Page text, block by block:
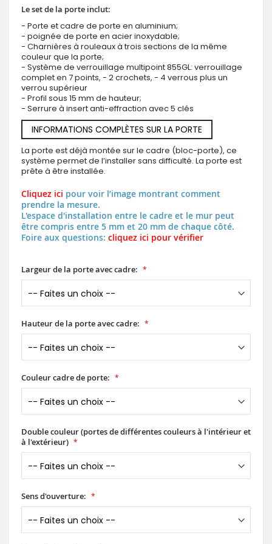
Le set de la porte inclut:
- Porte et cadre de porte en aluminium;
- poignée de porte en acier inoxydable;
- Charnières à rouleaux à trois sections de la même
couleur que la porte;
- Système de verrouillage multipoint 855GL: verrouillage
complet en 7 points, - 2 crochets, - 4 verrous plus un
verrou supérieur
- Profil sous 15 mm de hauteur;
- Serrure à insert anti-effraction avec 5 clés
INFORMATIONS COMPLÈTES SUR LA PORTE
La porte est déjà montée sur le cadre (bloc-porte), ce
système permet de l’installer sans difficulté. La porte est
prête à être installée.
Cliquez ici pour voir l’image montrant comment
prendre la mesure.
L'espace d'installation entre le cadre et le mur peut
être compris entre 5 mm et 20 mm de chaque côté.
Foire aux questions: cliquez ici pour vérifier
Largeur de la porte avec cadre:
Hauteur de la porte avec cadre:
Couleur cadre de porte:
Double couleur (portes de différentes couleurs à l'intérieur et
à l'extérieur)
Sens d'ouverture: